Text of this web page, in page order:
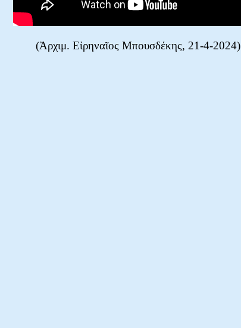
(Ἀρχιμ. Εἰρηναῖος Μπουσδέκης, 21-4-2024)